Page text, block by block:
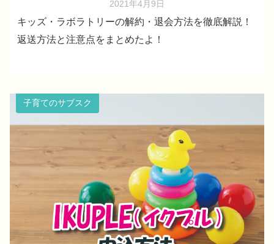
2021年4月9日
キッズ・ラボラトリーの解約・退会方法を徹底解説！
返送方法と注意点をまとめたよ！
子育てのサブスク